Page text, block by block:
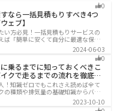
0
なら一括見積もりすべき4つ
ェブ】
い方必見！一括見積もりサービスの
ば「簡単に安くて自分に最適な保険
とができます。最大5社のバイク保
とができるので、探す手間と時間が
2024-06-03
0
乗るまでに知っておくべきこ
クで走るまでの流れを徹底解
！知識ゼロでもこれさえ読めば全て
の種類や排気量の基礎知識からバイ
取り方、購入、納車、その後のバイ
ポートします！
2023-10-10